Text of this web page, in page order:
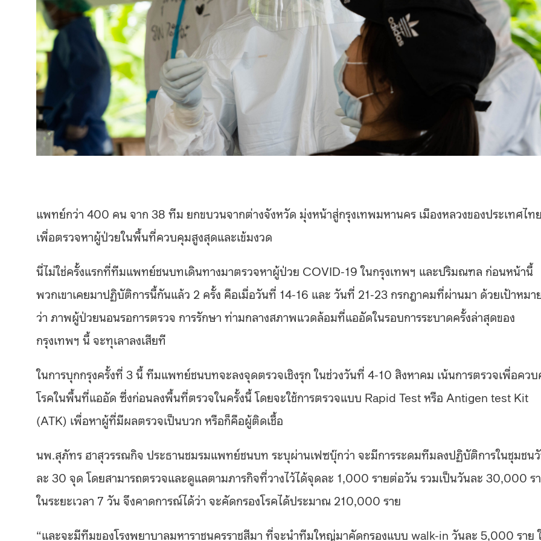
แพทย์กว่า 400 คน จาก 38 ทีม ยกขบวนจากต่างจังหวัด มุ่งหน้าสู่กรุงเทพมหานคร เมืองหลวงของประเทศไทย
เพื่อตรวจหาผู้ป่วยในพื้นที่ควบคุมสูงสุดและเข้มงวด
นี่ไม่ใช่ครั้งแรกที่ทีมแพทย์ชนบทเดินทางมาตรวจหาผู้ป่วย COVID-19 ในกรุงเทพฯ และปริมณฑล ก่อนหน้านี้
พวกเขาเคยมาปฏิบัติการนี้กันแล้ว 2 ครั้ง คือเมื่อวันที่ 14-16 และ วันที่ 21-23 กรกฎาคมที่ผ่านมา ด้วยเป้าหมา
ว่า ภาพผู้ป่วยนอนรอการตรวจ การรักษา ท่ามกลางสภาพแวดล้อมที่แออัดในรอบการระบาดครั้งล่าสุดของ
กรุงเทพฯ นี้ จะทุเลาลงเสียที
ในการบุกกรุงครั้งที่ 3 นี้ ทีมแพทย์ชนบทจะลงจุดตรวจเชิงรุก ในช่วงวันที่ 4-10 สิงหาคม เน้นการตรวจเพื่อคว
โรคในพื้นที่แออัด ซึ่งก่อนลงพื้นที่ตรวจในครั้งนี้ โดยจะใช้การตรวจแบบ Rapid Test หรือ Antigen test Kit
(ATK) เพื่อหาผู้ที่มีผลตรวจเป็นบวก หรือก็คือผู้ติดเชื้อ
นพ.สุภัทร ฮาสุวรรณกิจ ประธานชมรมแพทย์ชนบท ระบุผ่านเฟซบุ๊กว่า จะมีการระดมทีมลงปฏิบัติการในชุมชน
ละ 30 จุด โดยสามารถตรวจและดูแลตามภารกิจที่วางไว้ได้จุดละ 1,000 รายต่อวัน รวมเป็นวันละ 30,000 ร
ในระยะเวลา 7 วัน จึงคาดการณ์ได้ว่า จะคัดกรองโรคได้ประมาณ 210,000 ราย
“และจะมีทีมของโรงพยาบาลมหาราชนครราชสีมา ที่จะนำทีมใหญ่มาคัดกรองแบบ walk-in วันละ 5,000 ราย